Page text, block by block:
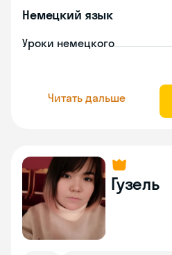
Немецкий язык
Уроки немецкого
Читать дальше
Гузель